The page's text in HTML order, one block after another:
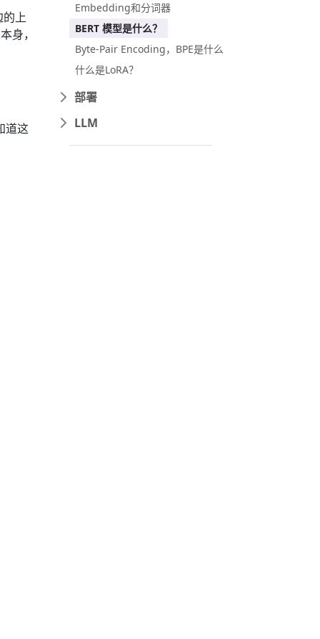
的上
身，
道这
Embedding和分词器
BERT 模型是什么？
Byte-Pair Encoding，BPE是什么
什么是LoRA？
部署
LLM